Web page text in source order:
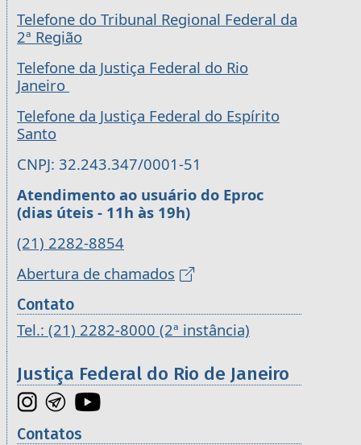
Telefone do Tribunal Regional Federal da
2ª Região
Telefone da Justiça Federal do Rio
Janeiro
Telefone da Justiça Federal do Espírito
Santo
CNPJ: 32.243.347/0001-51
Atendimento ao usuário do Eproc
(dias úteis - 11h às 19h)
(21) 2282-8854
Abertura de chamados
Contato
Tel.: (21) 2282-8000 (2ª instância)
Justiça Federal do Rio de Janeiro
Contatos